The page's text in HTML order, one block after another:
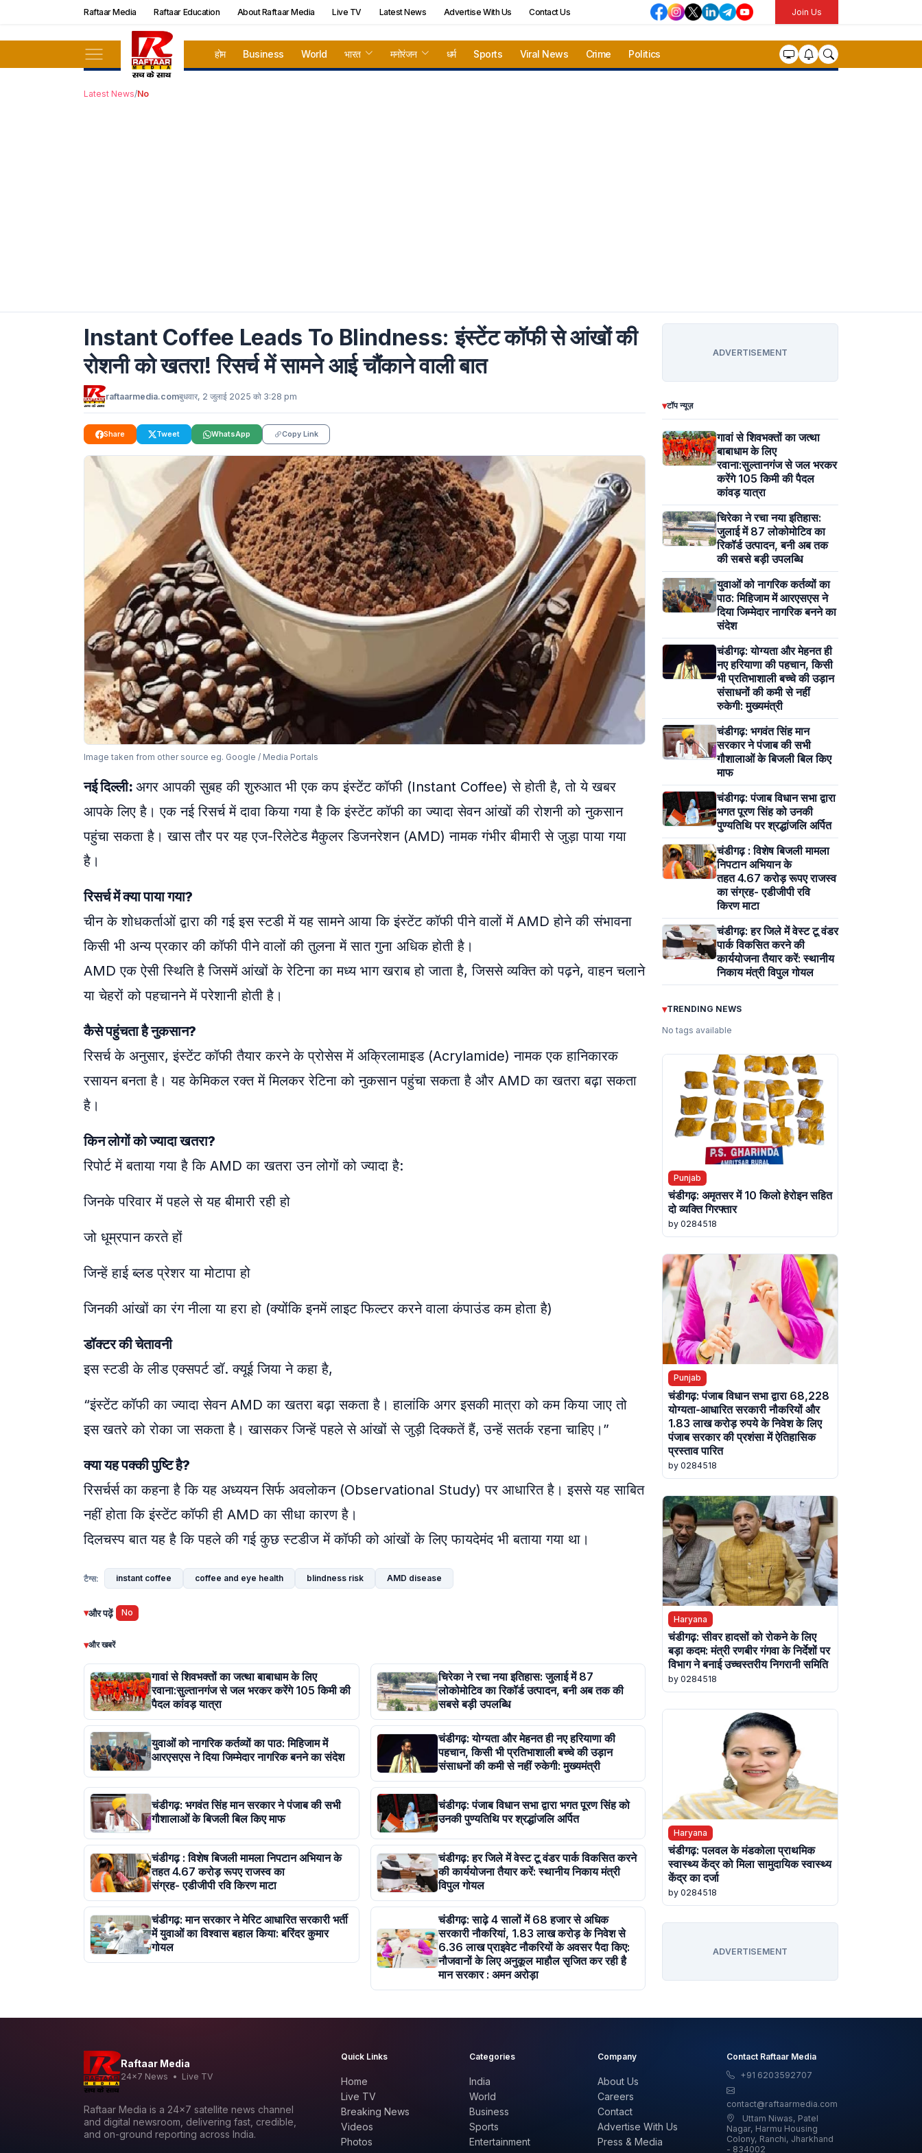
Join Us
Raftaar Media Raftaar Education About Raftaar Media Live TV Latest News Advertise With Us Contact Us
होम Business World भारत मनोरंजन धर्म Sports Viral News Crime Politics
Latest News/No
Instant Coffee Leads To Blindness: इंस्टेंट कॉफी से आंखों की
रोशनी को खतरा! रिसर्च में सामने आई चौंकाने वाली बात
raftaarmedia.comबुधवार, 2 जुलाई 2025 को 3:28 pm
Share Tweet WhatsApp Copy Link
Image taken from other source eg. Google / Media Portals
नई दिल्ली: अगर आपकी सुबह की शुरुआत भी एक कप इंस्टेंट कॉफी (Instant Coffee) से होती है, तो ये खबर
आपके लिए है। एक नई रिसर्च में दावा किया गया है कि इंस्टेंट कॉफी का ज्यादा सेवन आंखों की रोशनी को नुकसान
पहुंचा सकता है। खास तौर पर यह एज-रिलेटेड मैकुलर डिजनरेशन (AMD) नामक गंभीर बीमारी से जुड़ा पाया गया
है।
रिसर्च में क्या पाया गया?
चीन के शोधकर्ताओं द्वारा की गई इस स्टडी में यह सामने आया कि इंस्टेंट कॉफी पीने वालों में AMD होने की संभावना
किसी भी अन्य प्रकार की कॉफी पीने वालों की तुलना में सात गुना अधिक होती है।
AMD एक ऐसी स्थिति है जिसमें आंखों के रेटिना का मध्य भाग खराब हो जाता है, जिससे व्यक्ति को पढ़ने, वाहन चलाने
या चेहरों को पहचानने में परेशानी होती है।
कैसे पहुंचता है नुकसान?
रिसर्च के अनुसार, इंस्टेंट कॉफी तैयार करने के प्रोसेस में अक्रिलामाइड (Acrylamide) नामक एक हानिकारक
रसायन बनता है। यह केमिकल रक्त में मिलकर रेटिना को नुकसान पहुंचा सकता है और AMD का खतरा बढ़ा सकता
है।
किन लोगों को ज्यादा खतरा?
रिपोर्ट में बताया गया है कि AMD का खतरा उन लोगों को ज्यादा है:
जिनके परिवार में पहले से यह बीमारी रही हो
जो धूम्रपान करते हों
जिन्हें हाई ब्लड प्रेशर या मोटापा हो
जिनकी आंखों का रंग नीला या हरा हो (क्योंकि इनमें लाइट फिल्टर करने वाला कंपाउंड कम होता है)
डॉक्टर की चेतावनी
इस स्टडी के लीड एक्सपर्ट डॉ. क्यूई जिया ने कहा है,
“इंस्टेंट कॉफी का ज्यादा सेवन AMD का खतरा बढ़ा सकता है। हालांकि अगर इसकी मात्रा को कम किया जाए तो
इस खतरे को रोका जा सकता है। खासकर जिन्हें पहले से आंखों से जुड़ी दिक्कतें हैं, उन्हें सतर्क रहना चाहिए।”
क्या यह पक्की पुष्टि है?
रिसर्चर्स का कहना है कि यह अध्ययन सिर्फ अवलोकन (Observational Study) पर आधारित है। इससे यह साबित
नहीं होता कि इंस्टेंट कॉफी ही AMD का सीधा कारण है।
दिलचस्प बात यह है कि पहले की गई कुछ स्टडीज में कॉफी को आंखों के लिए फायदेमंद भी बताया गया था।
टैग्स: instant coffee coffee and eye health blindness risk AMD disease
▾और पढ़ें No
▾और खबरें
गावां से शिवभक्तों का जत्था बाबाधाम के लिए
रवाना:सुल्तानगंज से जल भरकर करेंगे 105 किमी की
पैदल कांवड़ यात्रा
चिरेका ने रचा नया इतिहास: जुलाई में 87
लोकोमोटिव का रिकॉर्ड उत्पादन, बनी अब तक की
सबसे बड़ी उपलब्धि
युवाओं को नागरिक कर्तव्यों का पाठ: मिहिजाम में
आरएसएस ने दिया जिम्मेदार नागरिक बनने का संदेश
चंडीगढ़: योग्यता और मेहनत ही नए हरियाणा की
पहचान, किसी भी प्रतिभाशाली बच्चे की उड़ान
संसाधनों की कमी से नहीं रुकेगी: मुख्यमंत्री
चंडीगढ़: भगवंत सिंह मान सरकार ने पंजाब की सभी
गौशालाओं के बिजली बिल किए माफ
चंडीगढ़: पंजाब विधान सभा द्वारा भगत पूरण सिंह को
उनकी पुण्यतिथि पर श्रद्धांजलि अर्पित
चंडीगढ़ : विशेष बिजली मामला निपटान अभियान के
तहत 4.67 करोड़ रूपए राजस्व का
संग्रह- एडीजीपी रवि किरण माटा
चंडीगढ़: हर जिले में वेस्ट टू वंडर पार्क विकसित करने
की कार्ययोजना तैयार करें: स्थानीय निकाय मंत्री
विपुल गोयल
चंडीगढ़: मान सरकार ने मेरिट आधारित सरकारी भर्ती
में युवाओं का विश्वास बहाल किया: बरिंदर कुमार
गोयल
चंडीगढ़: साढ़े 4 सालों में 68 हजार से अधिक
सरकारी नौकरियां, 1.83 लाख करोड़ के निवेश से
6.36 लाख प्राइवेट नौकरियों के अवसर पैदा किए:
नौजवानों के लिए अनुकूल माहौल सृजित कर रही है
मान सरकार : अमन अरोड़ा
ADVERTISEMENT
▾टॉप न्यूज़
गावां से शिवभक्तों का जत्था
बाबाधाम के लिए
रवाना:सुल्तानगंज से जल भरकर
करेंगे 105 किमी की पैदल
कांवड़ यात्रा
चिरेका ने रचा नया इतिहास:
जुलाई में 87 लोकोमोटिव का
रिकॉर्ड उत्पादन, बनी अब तक
की सबसे बड़ी उपलब्धि
युवाओं को नागरिक कर्तव्यों का
पाठ: मिहिजाम में आरएसएस ने
दिया जिम्मेदार नागरिक बनने का
संदेश
चंडीगढ़: योग्यता और मेहनत ही
नए हरियाणा की पहचान, किसी
भी प्रतिभाशाली बच्चे की उड़ान
संसाधनों की कमी से नहीं
रुकेगी: मुख्यमंत्री
चंडीगढ़: भगवंत सिंह मान
सरकार ने पंजाब की सभी
गौशालाओं के बिजली बिल किए
माफ
चंडीगढ़: पंजाब विधान सभा द्वारा
भगत पूरण सिंह को उनकी
पुण्यतिथि पर श्रद्धांजलि अर्पित
चंडीगढ़ : विशेष बिजली मामला
निपटान अभियान के
तहत 4.67 करोड़ रूपए राजस्व
का संग्रह- एडीजीपी रवि
किरण माटा
चंडीगढ़: हर जिले में वेस्ट टू वंडर
पार्क विकसित करने की
कार्ययोजना तैयार करें: स्थानीय
निकाय मंत्री विपुल गोयल
▾TRENDING NEWS
No tags available
Punjab
चंडीगढ़: अमृतसर में 10 किलो हेरोइन सहित
दो व्यक्ति गिरफ्तार
by 0284518
Punjab
चंडीगढ़: पंजाब विधान सभा द्वारा 68,228
योग्यता-आधारित सरकारी नौकरियों और
1.83 लाख करोड़ रुपये के निवेश के लिए
पंजाब सरकार की प्रशंसा में ऐतिहासिक
प्रस्ताव पारित
by 0284518
Haryana
चंडीगढ़: सीवर हादसों को रोकने के लिए
बड़ा कदम: मंत्री रणबीर गंगवा के निर्देशों पर
विभाग ने बनाई उच्चस्तरीय निगरानी समिति
by 0284518
Haryana
चंडीगढ़: पलवल के मंडकोला प्राथमिक
स्वास्थ्य केंद्र को मिला सामुदायिक स्वास्थ्य
केंद्र का दर्जा
by 0284518
ADVERTISEMENT
Raftaar Media
24x7 News • Live TV
Raftaar Media is a 24x7 satellite news channel
and digital newsroom, delivering fast, credible,
and on-ground reporting across India.
Quick Links
Home
Live TV
Breaking News
Videos
Photos
Categories
India
World
Business
Sports
Entertainment
Company
About Us
Careers
Contact
Advertise With Us
Press & Media
Contact Raftaar Media
+91 6203592707
contact@raftaarmedia.com
Uttam Niwas, Patel
Nagar, Harmu Housing
Colony, Ranchi, Jharkhand
- 834002